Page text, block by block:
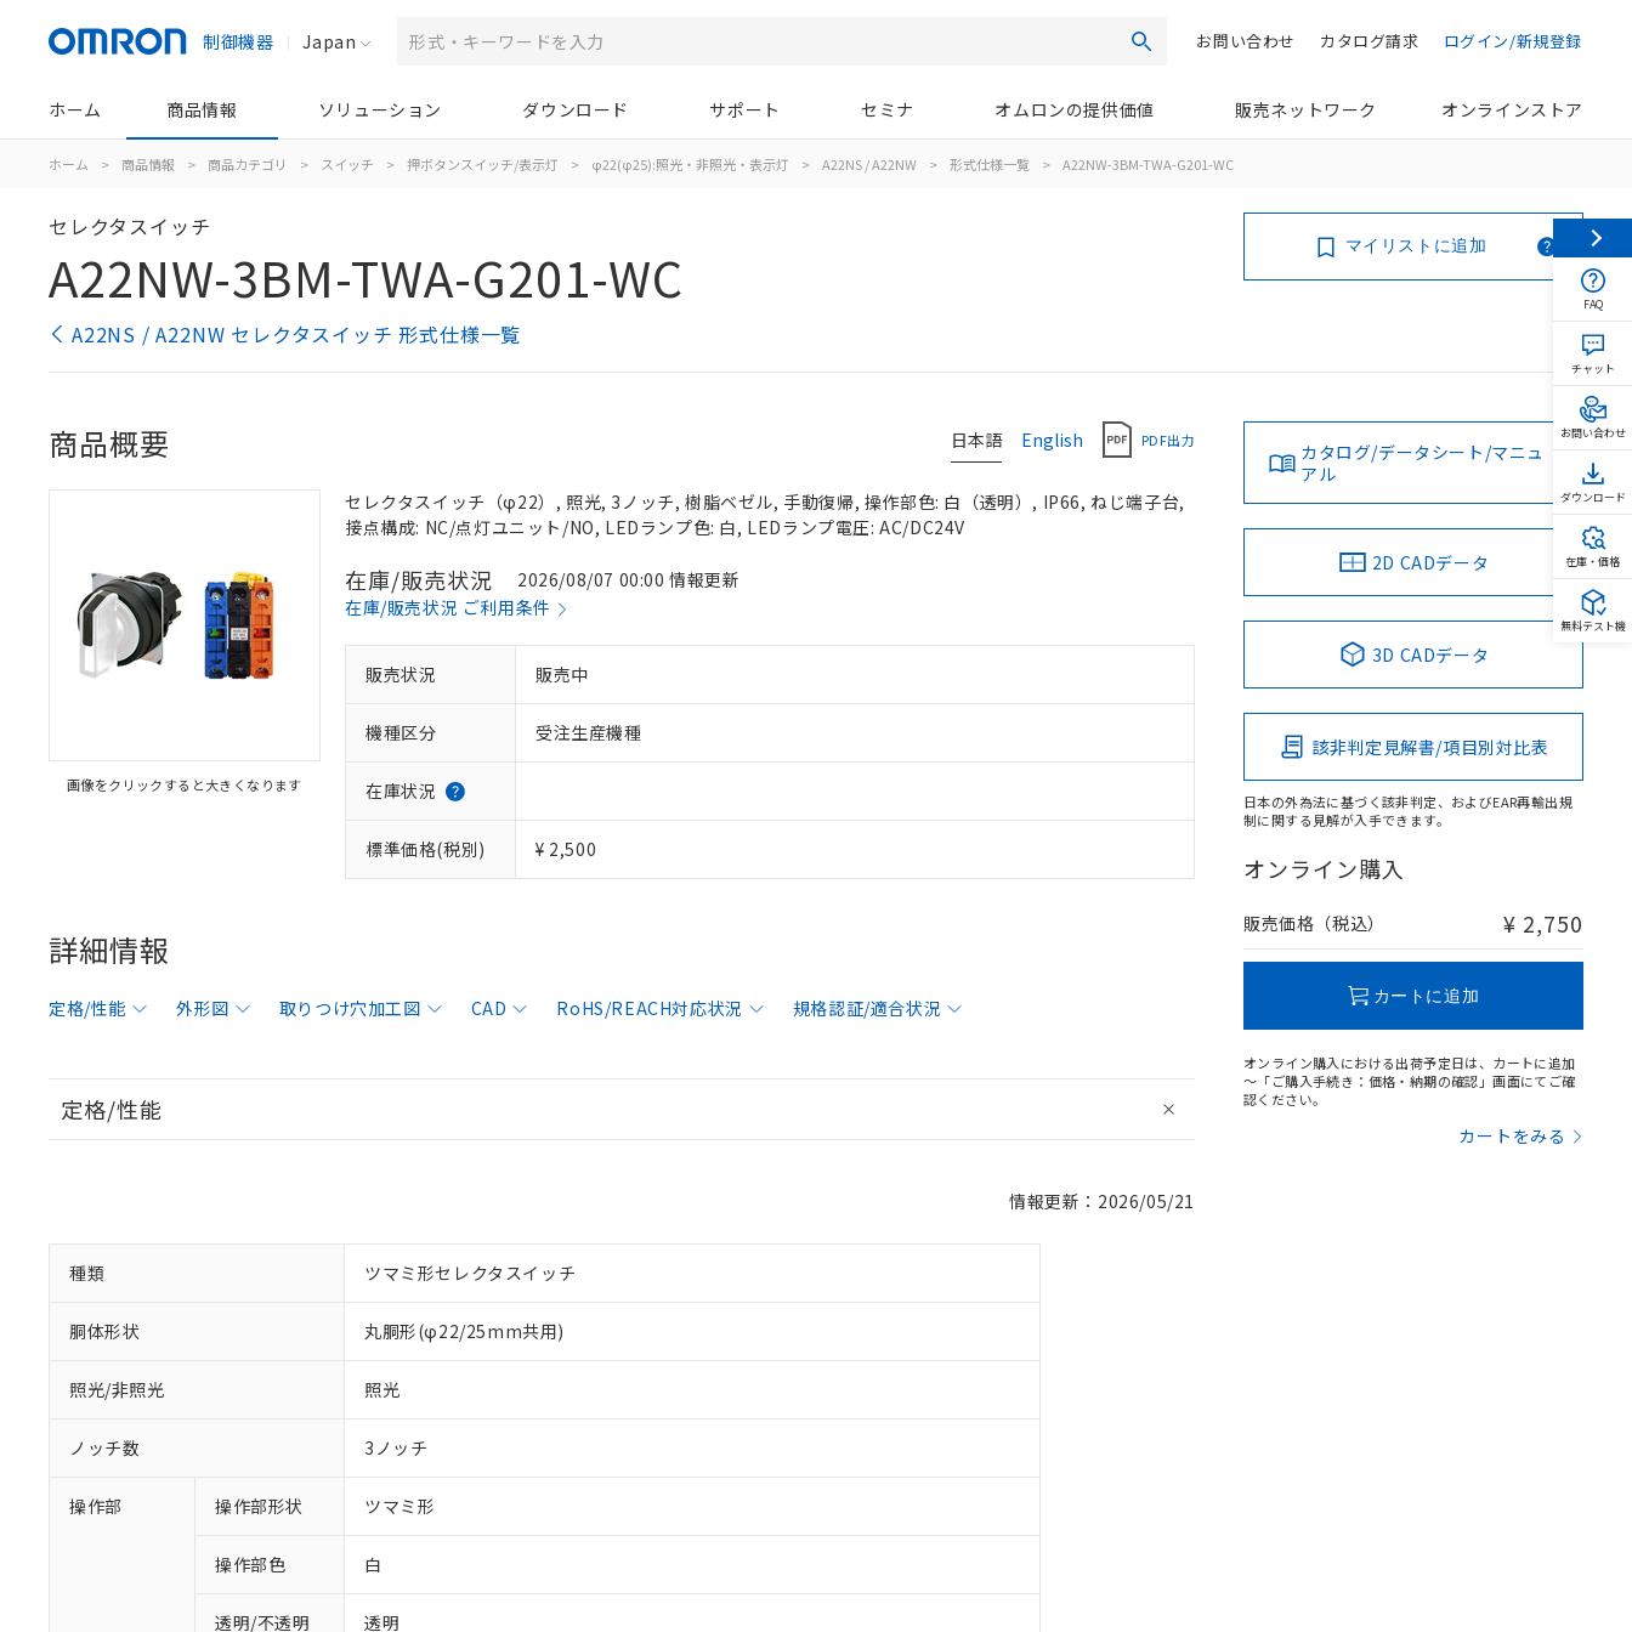
制御機器 Japan 検索 ログイン/新規登録
カタログ請求
お問い合わせ
ホーム 商品情報 ソリューション ダウンロード サポート セミナ オムロンの提供価値 販売ネットワーク オンラインストア
ホーム > 商品情報 > 商品カテゴリ > スイッチ > 押ボタンスイッチ/表示灯 > φ22(φ25):照光・非照光・表示灯 > A22NS / A22NW > 形式仕様一覧 > A22NW-3BM-TWA-G201-WC
セレクタスイッチ
A22NW-3BM-TWA-G201-WC
A22NS / A22NW セレクタスイッチ 形式仕様一覧
マイリストに追加
日本語 English PDF出力
商品概要
画像をクリックすると大きくなります
セレクタスイッチ（φ22）, 照光, 3ノッチ, 樹脂ベゼル, 手動復帰, 操作部色: 白（透明）, IP66, ねじ端子台,
接点構成: NC/点灯ユニット/NO, LEDランプ色: 白, LEDランプ電圧: AC/DC24V
在庫/販売状況
2026/08/07 00:00 情報更新
在庫/販売状況 ご利用条件
販売状況 販売中
機種区分 受注生産機種
在庫状況
標準価格(税別) ¥ 2,500
詳細情報
定格/性能 外形図 取りつけ穴加工図 CAD RoHS/REACH対応状況 規格認証/適合状況
定格/性能
情報更新：2026/05/21
種類 ツマミ形セレクタスイッチ
胴体形状 丸胴形(φ22/25mm共用)
照光/非照光 照光
ノッチ数 3ノッチ
操作部 操作部形状 ツマミ形
操作部色 白
透明/不透明 透明
カタログ/データシート/マニュ
アル
2D CADデータ
3D CADデータ
該非判定見解書/項目別対比表
日本の外為法に基づく該非判定、およびEAR再輸出規
制に関する見解が入手できます。
オンライン購入
販売価格（税込） ¥ 2,750
カートに追加
オンライン購入における出荷予定日は、カートに追加
～「ご購入手続き：価格・納期の確認」画面にてご確
認ください。
カートをみる
FAQ
チャット
お問い合わせ
ダウンロード
在庫・価格
無料テスト機